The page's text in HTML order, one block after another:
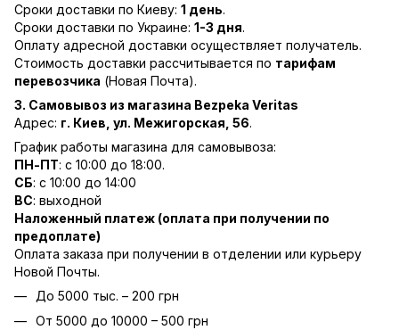
Сроки доставки по Киеву: 1 день.
Сроки доставки по Украине: 1-3 дня.
Оплату адресной доставки осуществляет получатель.
Стоимость доставки рассчитывается по тарифам
перевозчика (Новая Почта).
3. Самовывоз из магазина Bezpeka Veritas
Адрес: г. Киев, ул. Межигорская, 56.
График работы магазина для самовывоза:
ПН-ПТ: с 10:00 до 18:00.
СБ: с 10:00 до 14:00
ВС: выходной
Наложенный платеж (оплата при получении по
предоплате)
Оплата заказа при получении в отделении или курьеру
Новой Почты.
До 5000 тыс. – 200 грн
От 5000 до 10000 – 500 грн